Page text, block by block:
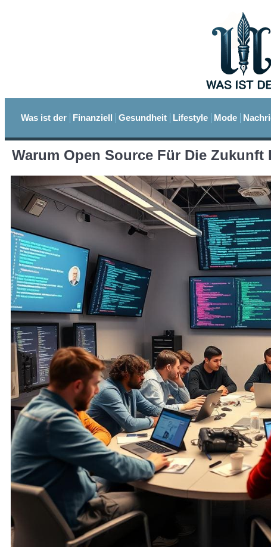
Was ist der Finanziell Gesundheit Lifestyle Mode
Warum Open Source Für Die